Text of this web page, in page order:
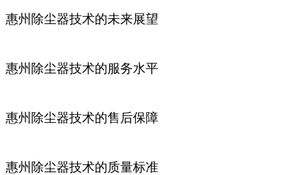
惠州除尘器技术的未来展望
惠州除尘器技术的服务水平
惠州除尘器技术的售后保障
惠州除尘器技术的质量标准